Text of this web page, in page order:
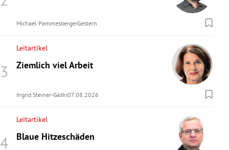
Michael PammesbergerGestern
Leitartikel
Ziemlich viel Arbeit
Ingrid Steiner-Gashi07.08.2026
Leitartikel
Blaue Hitzeschäden